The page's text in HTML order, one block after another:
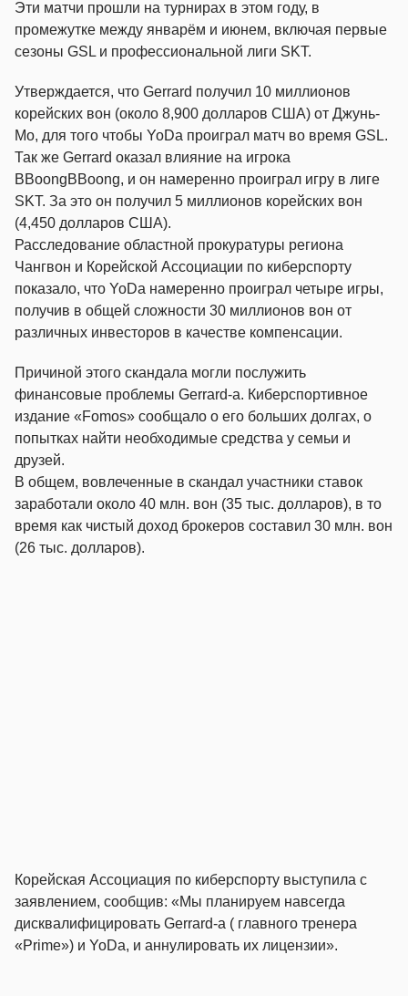
Эти матчи прошли на турнирах в этом году, в
промежутке между январём и июнем, включая первые
сезоны GSL и профессиональной лиги SKT.
Утверждается, что Gerrard получил 10 миллионов
корейских вон (около 8,900 долларов США) от Джунь-
Мо, для того чтобы YoDa проиграл матч во время GSL.
Так же Gerrard оказал влияние на игрока
BBoongBBoong, и он намеренно проиграл игру в лиге
SKT. За это он получил 5 миллионов корейских вон
(4,450 долларов США).
Расследование областной прокуратуры региона
Чангвон и Корейской Ассоциации по киберспорту
показало, что YoDa намеренно проиграл четыре игры,
получив в общей сложности 30 миллионов вон от
различных инвесторов в качестве компенсации.
Причиной этого скандала могли послужить
финансовые проблемы Gerrard-а. Киберспортивное
издание «Fomos» сообщало о его больших долгах, о
попытках найти необходимые средства у семьи и
друзей.
В общем, вовлеченные в скандал участники ставок
заработали около 40 млн. вон (35 тыс. долларов), в то
время как чистый доход брокеров составил 30 млн. вон
(26 тыс. долларов).
Корейская Ассоциация по киберспорту выступила с
заявлением, сообщив: «Мы планируем навсегда
дисквалифицировать Gerrard-a ( главного тренера
«Prime») и YoDa, и аннулировать их лицензии».